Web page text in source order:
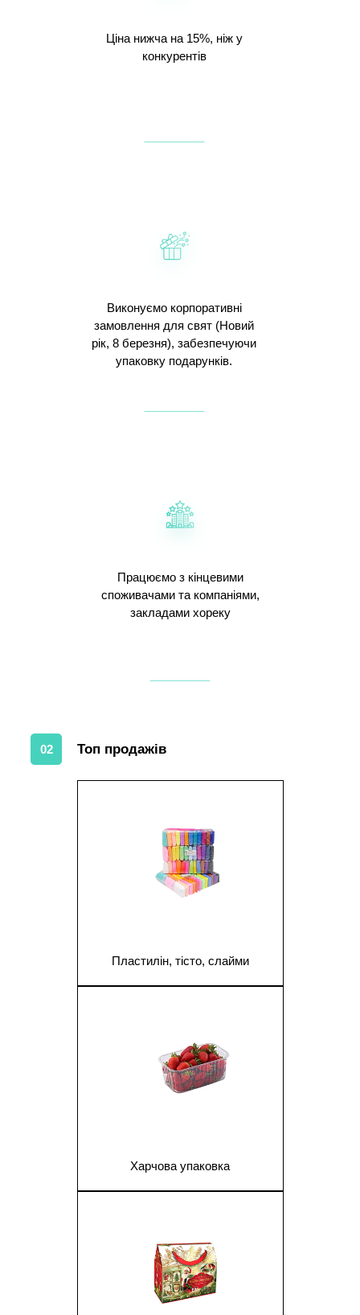
Ціна нижча на 15%, ніж у
конкурентів
Виконуємо корпоративні
замовлення для свят (Новий
рік, 8 березня), забезпечуючи
упаковку подарунків.
Працюємо з кінцевими
споживачами та компаніями,
закладами хореку
02 Топ продажів
Пластилін, тісто, слайми
Харчова упаковка